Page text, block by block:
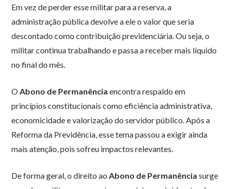
Em vez de perder esse militar para a reserva, a
administração pública devolve a ele o valor que seria
descontado como contribuição previdenciária. Ou seja, o
militar continua trabalhando e passa a receber mais líquido
no final do mês.
O Abono de Permanência encontra respaldo em
princípios constitucionais como eficiência administrativa,
economicidade e valorização do servidor público. Após a
Reforma da Previdência, esse tema passou a exigir ainda
mais atenção, pois sofreu impactos relevantes.
De forma geral, o direito ao Abono de Permanência surge